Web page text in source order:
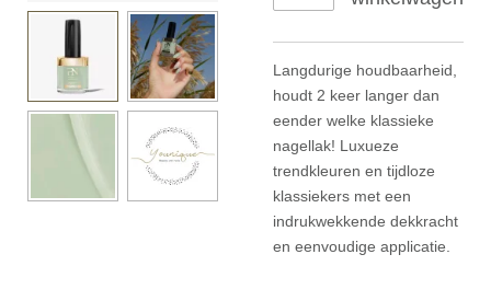
Langdurige houdbaarheid,
houdt 2 keer langer dan
eender welke klassieke
nagellak! Luxueze
trendkleuren en tijdloze
klassiekers met een
indrukwekkende dekkracht
en eenvoudige applicatie.